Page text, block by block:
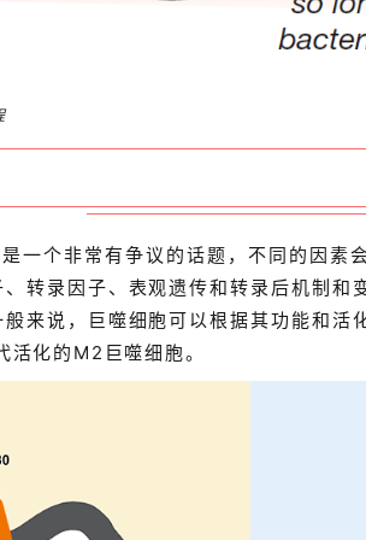
一个非常有争议的话题，不同的因素
转录因子、表观遗传和转录后机制和
来说，巨噬细胞可以根据其功能和活
化的M2巨噬细胞。